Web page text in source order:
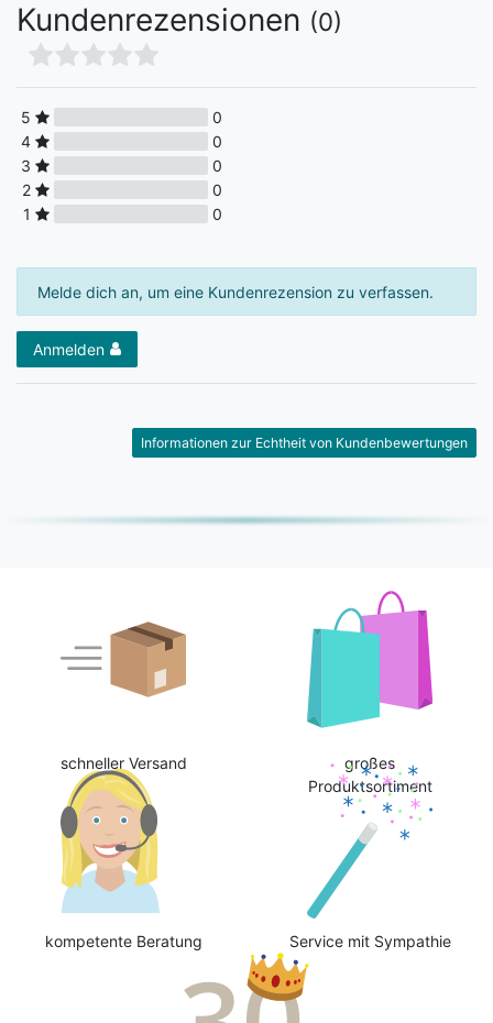
Kundenrezensionen (0)
5
0
4
0
3
0
2
0
1
0
Melde dich an, um eine Kundenrezension zu verfassen.
Anmelden
Informationen zur Echtheit von Kundenbewertungen
schneller Versand
großes
Produktsortiment
kompetente Beratung Service mit Sympathie